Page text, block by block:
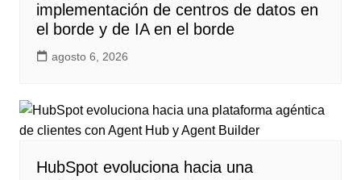
implementación de centros de datos en
el borde y de IA en el borde
agosto 6, 2026
HubSpot evoluciona hacia una